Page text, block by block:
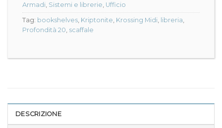
Armadi Sistemi e librerie Ufficio
Tag: bookshelves Kriptonite Krossing Midi libreria
Profondità 20 scaffale
DESCRIZIONE